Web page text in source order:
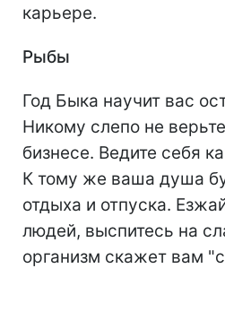
карьере.
Рыбы
Год Быка научит вас
Никому слепо не
бизнесе. Ведите себя
К тому же ваша душа
отдыха и отпуска.
людей, выспитесь на
организм скажет вам